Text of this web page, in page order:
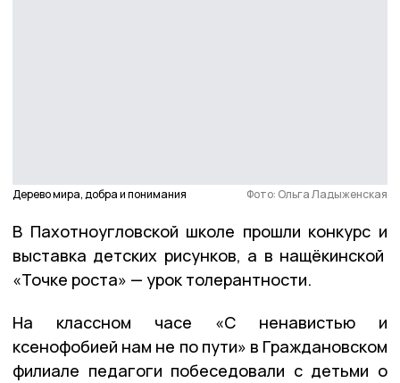
Дерево мира, добра и понимания Фото: Ольга Ладыженская
В Пахотноугловской школе прошли конкурс и
выставка детских рисунков, а в нащёкинской
«Точке роста» — урок толерантности.
На классном часе «С ненавистью и
ксенофобией нам не по пути» в Граждановском
филиале педагоги побеседовали с детьми о